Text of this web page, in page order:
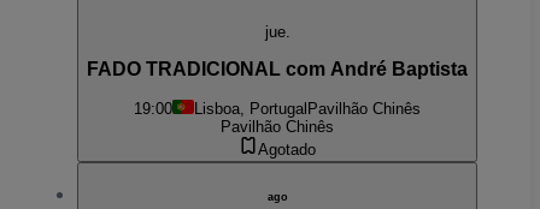
jue.
FADO TRADICIONAL com André Baptista
19:00 Lisboa, Portugal Pavilhão Chinês
Pavilhão Chinês
Agotado
ago